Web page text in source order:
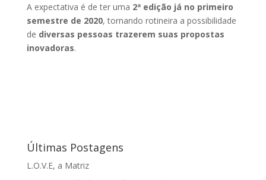
A expectativa é de ter uma 2ª edição já no primeiro
semestre de 2020, tornando rotineira a possibilidade
de diversas pessoas trazerem suas propostas
inovadoras.
Últimas Postagens
L.O.V.E, a Matriz